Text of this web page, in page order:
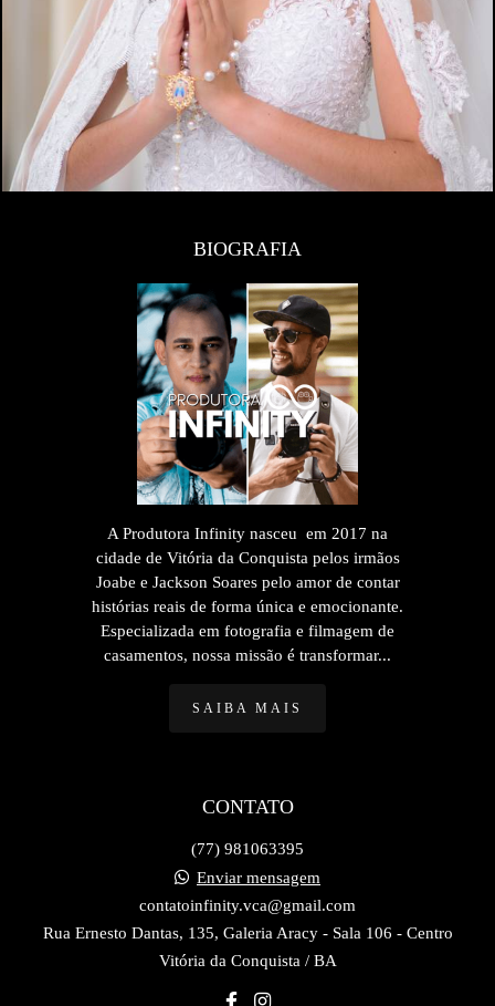
BIOGRAFIA
A Produtora Infinity nasceu em 2017 na
cidade de Vitória da Conquista pelos irmãos
Joabe e Jackson Soares pelo amor de contar
histórias reais de forma única e emocionante.
Especializada em fotografia e filmagem de
casamentos, nossa missão é transformar...
SAIBA MAIS
CONTATO
(77) 981063395
Enviar mensagem
contatoinfinity.vca@gmail.com
Rua Ernesto Dantas, 135, Galeria Aracy - Sala 106 - Centro
Vitória da Conquista / BA